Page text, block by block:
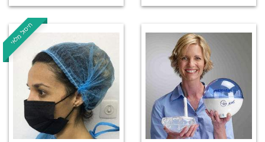
חיסול מלאי